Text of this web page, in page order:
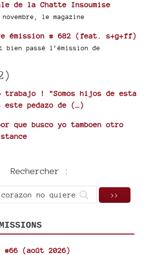
de la Chatte Insoumise
le magazine
émission # 682 (feat. s+g+ff)
bien passé l’émission de
trabajo ! "Somos hijos de esta
pedazo de (…)
que busco yo tamboen otro
Rechercher :
#66 (août 2026)